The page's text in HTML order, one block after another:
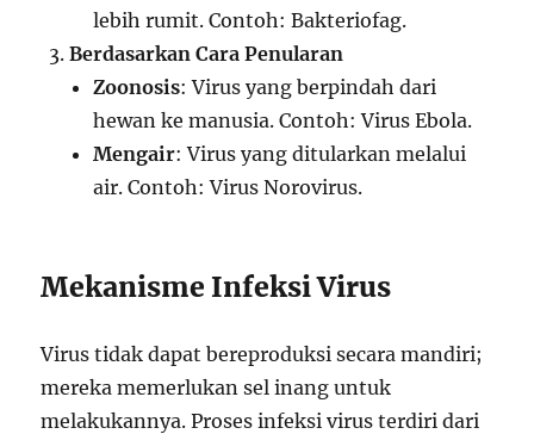
lebih rumit. Contoh: Bakteriofag.
Berdasarkan Cara Penularan
Zoonosis: Virus yang berpindah dari
hewan ke manusia. Contoh: Virus Ebola.
Mengair: Virus yang ditularkan melalui
air. Contoh: Virus Norovirus.
Mekanisme Infeksi Virus
Virus tidak dapat bereproduksi secara mandiri;
mereka memerlukan sel inang untuk
melakukannya. Proses infeksi virus terdiri dari